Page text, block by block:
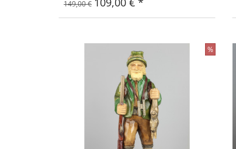
149,00 €
%